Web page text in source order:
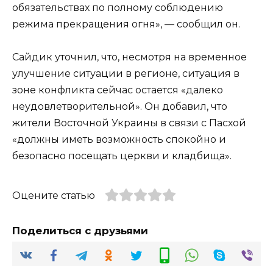
обязательствах по полному соблюдению
режима прекращения огня», — сообщил он.
Сайдик уточнил, что, несмотря на временное
улучшение ситуации в регионе, ситуация в
зоне конфликта сейчас остается «далеко
неудовлетворительной». Он добавил, что
жители Восточной Украины в связи с Пасхой
«должны иметь возможность спокойно и
безопасно посещать церкви и кладбища».
Оцените статью
Поделиться с друзьями